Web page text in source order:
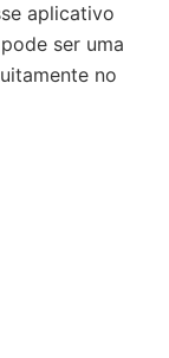
aplicativo
ser uma
no